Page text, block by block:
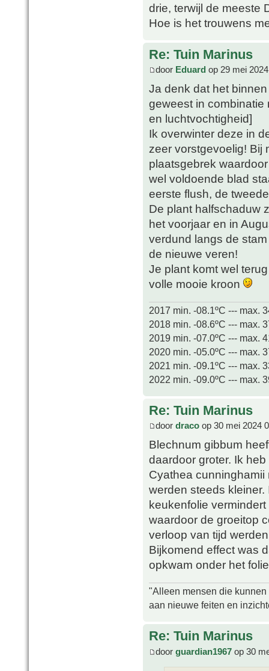
drie, terwijl de meeste
Hoe is het trouwens
Re: Tuin Marinus
door Eduard op 29 mei
Ja denk dat het
geweest in combinatie
en luchtvochtigheid]
Ik overwinter deze in
zeer vorstgevoelig! Bij
plaatsgebrek
wel voldoende blad
eerste flush, de
De plant halfschaduw
het voorjaar en in
verdund langs de
de nieuwe veren!
Je plant komt wel
volle mooie kroon
2017 min. -08.1ºC --- max.
2018 min. -08.6ºC --- max.
2019 min. -07.0ºC --- max.
2020 min. -05.0ºC --- max.
2021 min. -09.1ºC --- max.
2022 min. -09.0ºC --- max.
Re: Tuin Marinus
door draco op 30 mei 2024
Blechnum gibbum
daardoor groter. Ik
Cyathea
werden steeds
keukenfolie
waardoor de groeitop
verloop van tijd
Bijkomend effect was
opkwam onder het
"Alleen mensen die
aan nieuwe feiten en
Re: Tuin Marinus
door guardian1967 op 30